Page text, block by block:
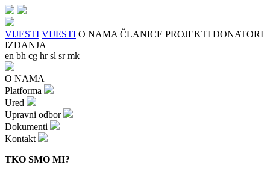
VIJESTI VIJESTI O NAMA ČLANICE PROJEKTI DONATORI
IZDANJA
en bh cg hr sl sr mk
O NAMA
Platforma
Ured
Upravni odbor
Dokumenti
Kontakt
TKO SMO MI?